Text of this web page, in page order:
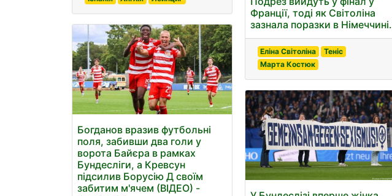
Богданов вразив футбольні
поля, забивши два голи у
ворота Байєра в рамках
Бундесліги, а Кревсун
підсилив Борусію Д своїм
забитим м'ячем (ВІДЕО) -
Франції, тоді як Світоліна
зазнала поразки в Німеччині.
Еліна Світоліна
Теніс
Марта Костюк